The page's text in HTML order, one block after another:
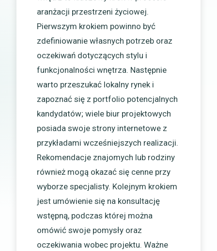
aranżacji przestrzeni życiowej.
Pierwszym krokiem powinno być
zdefiniowanie własnych potrzeb oraz
oczekiwań dotyczących stylu i
funkcjonalności wnętrza. Następnie
warto przeszukać lokalny rynek i
zapoznać się z portfolio potencjalnych
kandydatów; wiele biur projektowych
posiada swoje strony internetowe z
przykładami wcześniejszych realizacji.
Rekomendacje znajomych lub rodziny
również mogą okazać się cenne przy
wyborze specjalisty. Kolejnym krokiem
jest umówienie się na konsultację
wstępną, podczas której można
omówić swoje pomysły oraz
oczekiwania wobec projektu. Ważne